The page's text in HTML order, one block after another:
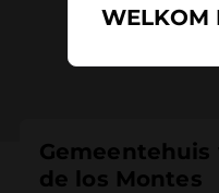
Gemeentehuis
de los Montes
WELKOM